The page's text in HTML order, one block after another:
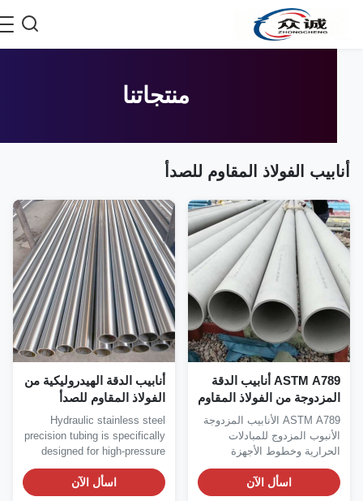
منتجاتنا
الفولاذ المقاوم للصدأ
ASTM A789 أنابيب الدقة
من الفولاذ المقاوم
لخطوط أجهزة
الحرارية
ASTM A789 الأنابيب المزدوجة
المزدوج للمبادلات
وخطوط الأجهزة
اسأل الآن
أنابيب الدقة الهيدروليكية من
الفولاذ المقاوم للصدأ
مقاومة للتآكل
Hydraulic stainless steel
precision tubing is specifically
designed for high-pressure
fluid power...
اسأل الآن